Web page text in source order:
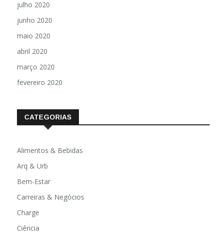
julho 2020
junho 2020
maio 2020
abril 2020
março 2020
fevereiro 2020
CATEGORIAS
Alimentos & Bebidas
Arq & Urb
Bem-Estar
Carreiras & Negócios
Charge
Ciência